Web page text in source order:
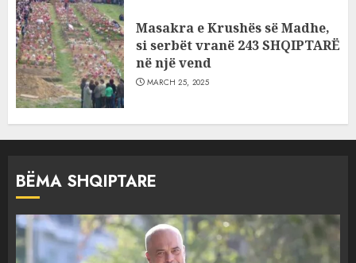
Masakra e Krushës së Madhe,
si serbët vranë 243 SHQIPTARË
në një vend
MARCH 25, 2025
BËMA SHQIPTARE